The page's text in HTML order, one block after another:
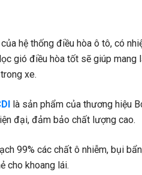
hệ thống điều hòa ô tô, có
gió điều hòa tốt sẽ giúp mang
xe.
là sản phẩm của thương hiệu
đại, đảm bảo chất lượng cao.
99% các chất ô nhiễm, bụi
cho khoang lái.